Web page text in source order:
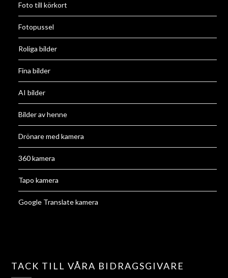
Foto till körkort
Fotopussel
Roliga bilder
Fina bilder
AI bilder
Bilder av henne
Drönare med kamera
360 kamera
Tapo kamera
Google Translate kamera
TACK TILL VÅRA BIDRAGSGIVARE